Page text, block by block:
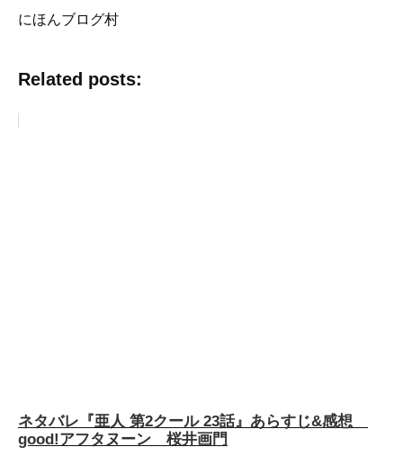
にほんブログ村
Related posts:
ネタバレ『亜人 第2クール 23話』あらすじ&感想
good!アフタヌーン 桜井画門